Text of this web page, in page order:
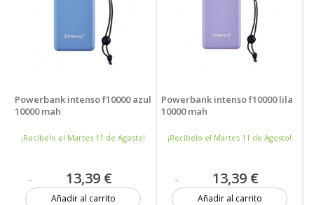
Powerbank intenso f10000 azul
10000 mah
¡Recíbelo el Martes 11 de Agosto!
13,39 €
Añadir al carrito
Powerbank intenso f10000 lila
10000 mah
¡Recíbelo el Martes 11 de Agosto!
13,39 €
Añadir al carrito